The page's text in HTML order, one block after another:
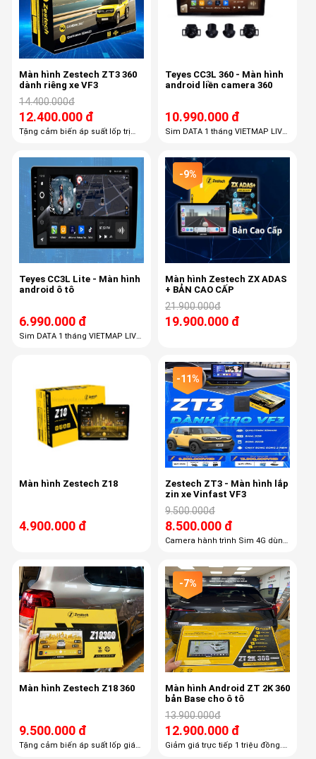
Màn hình Zestech ZT3 360
dành riêng xe VF3
14.400.000đ
12.400.000 đ
Tặng cảm biến áp suất lốp trị
Teyes CC3L 360 - Màn hình
android liền camera 360
10.990.000 đ
Sim DATA 1 tháng VIETMAP LIVE
Teyes CC3L Lite - Màn hình
android ô tô
6.990.000 đ
Sim DATA 1 tháng VIETMAP LIVE
-9%
Màn hình Zestech ZX ADAS
+ BẢN CAO CẤP
21.900.000đ
19.900.000 đ
Màn hình Zestech Z18
4.900.000 đ
-11%
Zestech ZT3 - Màn hình lắp
zin xe Vinfast VF3
9.500.000đ
8.500.000 đ
Camera hành trình Sim 4G dùng
Màn hình Zestech Z18 360
9.500.000 đ
Tặng cảm biến áp suất lốp giá
-7%
Màn hình Android ZT 2K 360
bản Base cho ô tô
13.900.000đ
12.900.000 đ
Giảm giá trực tiếp 1 triệu đồng.